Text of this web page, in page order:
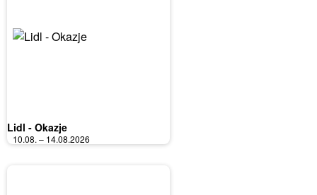
Lidl - Okazje
10.08. – 14.08.2026